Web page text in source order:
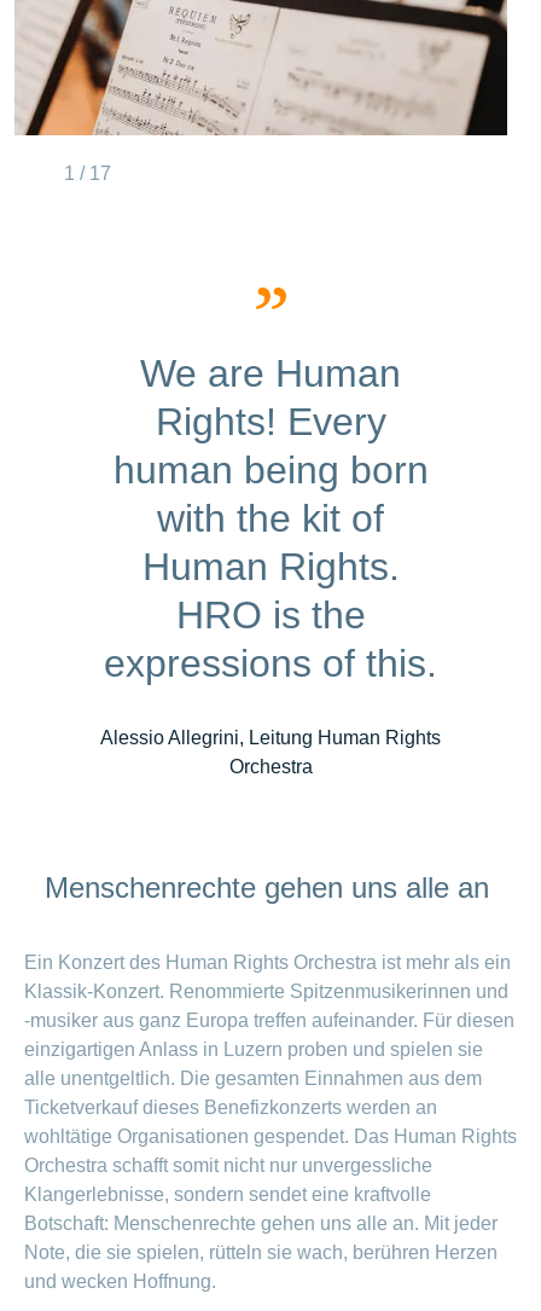
1 / 17
We are Human
Rights! Every
human being born
with the kit of
Human Rights.
HRO is the
expressions of this.
Alessio Allegrini, Leitung Human Rights
Orchestra
Menschenrechte gehen uns alle an
Ein Konzert des Human Rights Orchestra ist mehr als ein
Klassik-Konzert. Renommierte Spitzenmusikerinnen und
-musiker aus ganz Europa treffen aufeinander. Für diesen
einzigartigen Anlass in Luzern proben und spielen sie
alle unentgeltlich. Die gesamten Einnahmen aus dem
Ticketverkauf dieses Benefizkonzerts werden an
wohltätige Organisationen gespendet. Das Human Rights
Orchestra schafft somit nicht nur unvergessliche
Klangerlebnisse, sondern sendet eine kraftvolle
Botschaft: Menschenrechte gehen uns alle an. Mit jeder
Note, die sie spielen, rütteln sie wach, berühren Herzen
und wecken Hoffnung.